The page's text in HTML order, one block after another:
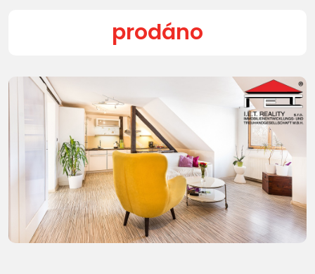
prodáno
Další fotografie (17)